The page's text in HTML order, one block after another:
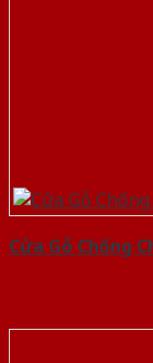
Cửa Gỗ Chống